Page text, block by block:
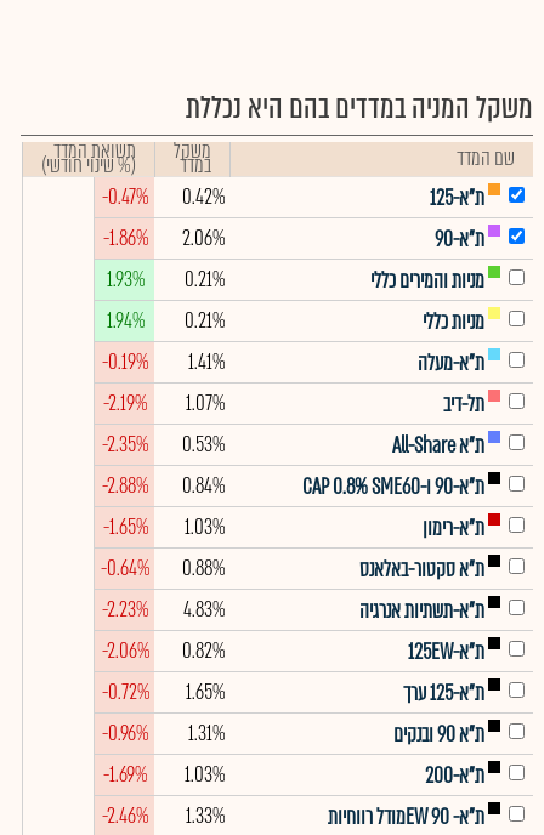
משקל המניה במדדים בהם היא נכללת
שם המדד משקל
במדד תשואת המדד
(% שינוי חודשי)
ת"א-125
0.42%
-0.47%
ת"א-90
2.06%
-1.86%
מניות והמירים כללי
0.21%
1.93%
מניות כללי
0.21%
1.94%
ת"א-מעלה
1.41%
-0.19%
תל-דיב
1.07%
-2.19%
ת"א All-Share
0.53%
-2.35%
ת"א-90 ו-CAP 0.8% SME60
0.84%
-2.88%
ת"א-רימון
1.03%
-1.65%
ת"א סקטור-באלאנס
0.88%
-0.64%
ת"א-תשתיות אנרגיה
4.83%
-2.23%
ת"א-125EW
0.82%
-2.06%
ת"א-125 ערך
1.65%
-0.72%
ת"א 90 ובנקים
1.31%
-0.96%
ת"א-200
1.03%
-1.69%
ת"א- EW 90מודל רווחיות
1.33%
-2.46%